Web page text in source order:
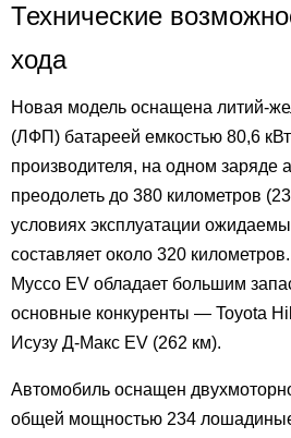
Технические
хода
Новая модель оснащена литий-
(ЛФП) батареей емкостью 80,6
производителя, на одном заряде
преодолеть до 380 километров
условиях эксплуатации
составляет около 320
Муссо EV обладает большим
основные конкуренты — Toyota
Исузу Д-Макс EV (262 км).
Автомобиль оснащен
общей мощностью 234